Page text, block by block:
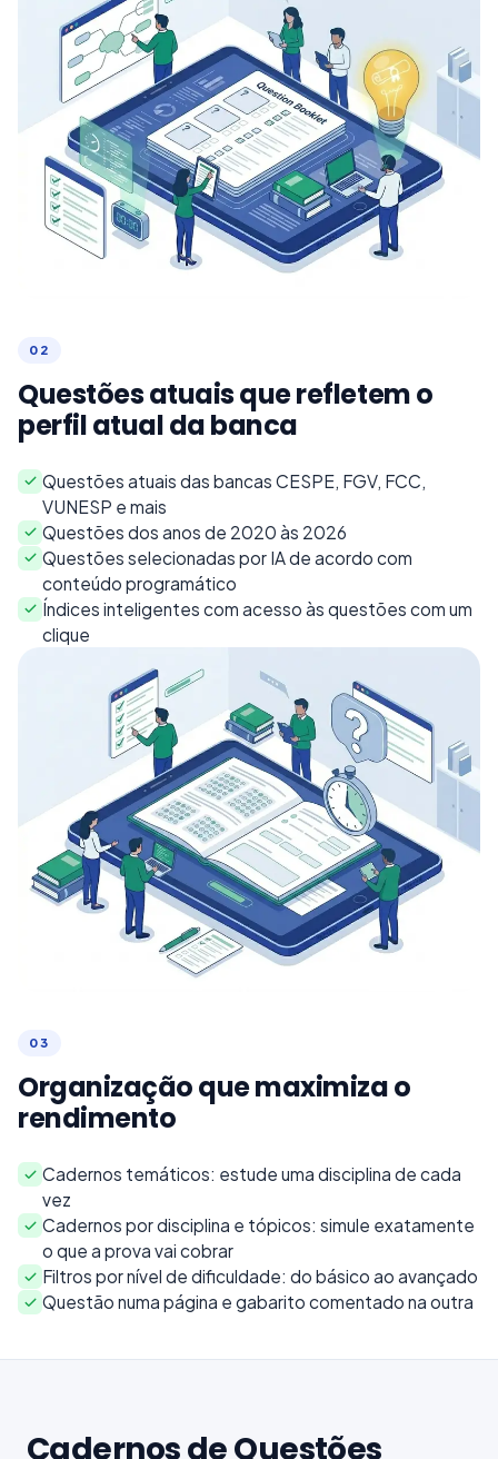
0 2
Questões atuais que refletem o
perfil atual da banca
Questões atuais das bancas CESPE, FGV, FCC,
VUNESP e mais
Questões dos anos de 2020 às 2026
Questões selecionadas por IA de acordo com
conteúdo programático
Índices inteligentes com acesso às questões com um
clique
03
Organização que maximiza o
rendimento
Cadernos temáticos: estude uma disciplina de cada
vez
Cadernos por disciplina e tópicos: simule exatamente
o que a prova vai cobrar
Filtros por nível de dificuldade: do básico ao avançado
Questão numa página e gabarito comentado na outra
Cadernos de Questões